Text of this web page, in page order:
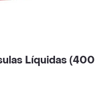
Líquidas (400